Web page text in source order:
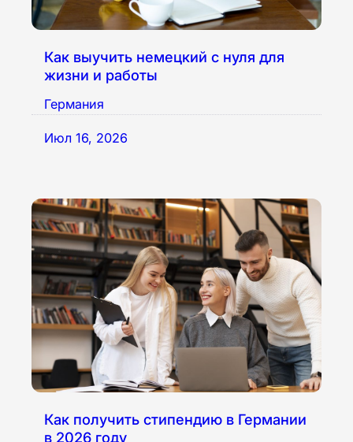
Как выучить немецкий с нуля для
жизни и работы
Германия
Июл 16, 2026
Как получить стипендию в Германии
в 2026 году